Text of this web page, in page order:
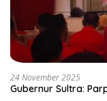
24 November 2025
Gubernur Sultra: